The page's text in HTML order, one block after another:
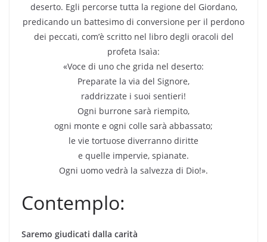
deserto. Egli percorse tutta la regione del Giordano,
predicando un battesimo di conversione per il perdono
dei peccati, com’è scritto nel libro degli oracoli del
profeta Isaìa:
«Voce di uno che grida nel deserto:
Preparate la via del Signore,
raddrizzate i suoi sentieri!
Ogni burrone sarà riempito,
ogni monte e ogni colle sarà abbassato;
le vie tortuose diverranno diritte
e quelle impervie, spianate.
Ogni uomo vedrà la salvezza di Dio!».
Contemplo:
Saremo giudicati dalla carità